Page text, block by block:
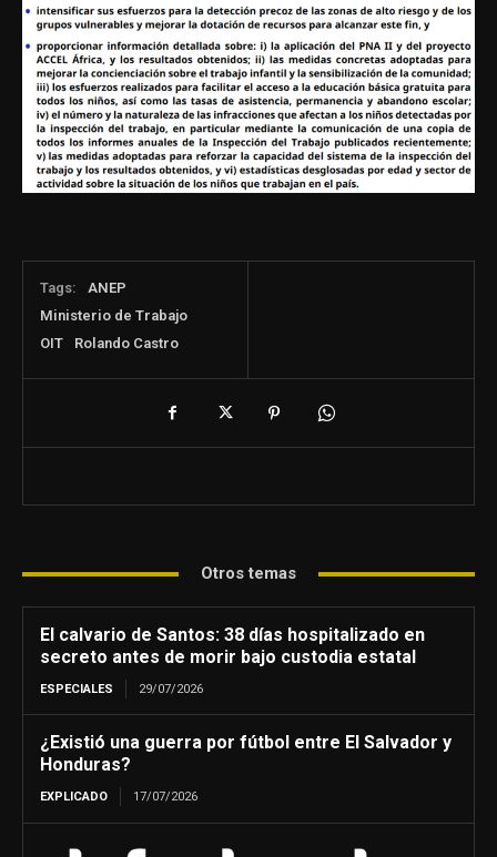
Tags:
ANEP
Ministerio de Trabajo
OIT
Rolando Castro
Otros temas
El calvario de Santos: 38 días hospitalizado en
secreto antes de morir bajo custodia estatal
ESPECIALES 29/07/2026
¿Existió una guerra por fútbol entre El Salvador y
Honduras?
EXPLICADO 17/07/2026